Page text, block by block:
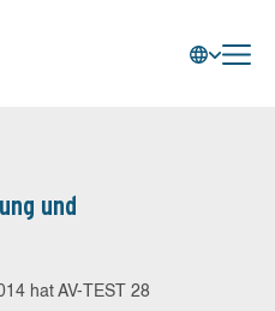
und
hat AV-TEST 28